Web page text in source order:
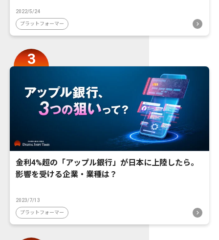
2022/5/24
プラットフォーマー
金利4%超の「アップル銀行」が日本に上陸したら。
影響を受ける企業・業種は？
2023/7/13
プラットフォーマー